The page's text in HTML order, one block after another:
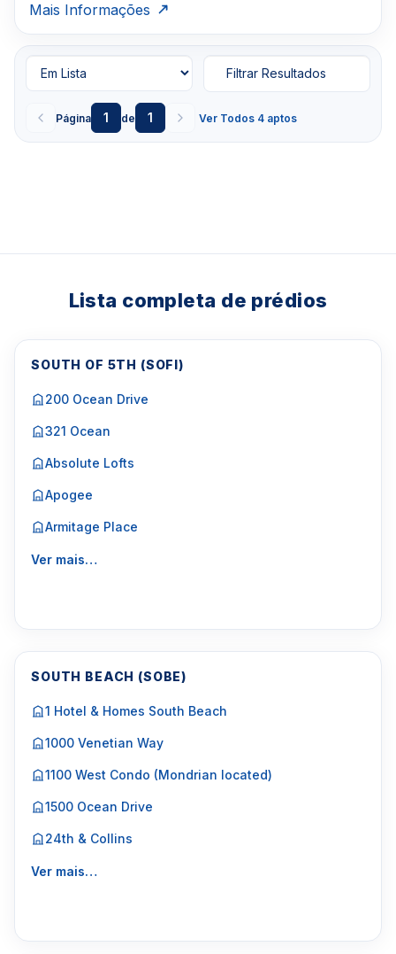
Mais Informações
Página 1 de 1 Ver Todos 4 aptos
Filtrar Resultados
Lista completa de prédios
SOUTH OF 5TH (SOFI)
200 Ocean Drive
321 Ocean
Absolute Lofts
Apogee
Armitage Place
Ver mais…
SOUTH BEACH (SOBE)
1 Hotel & Homes South Beach
1000 Venetian Way
1100 West Condo (Mondrian located)
1500 Ocean Drive
24th & Collins
Ver mais…